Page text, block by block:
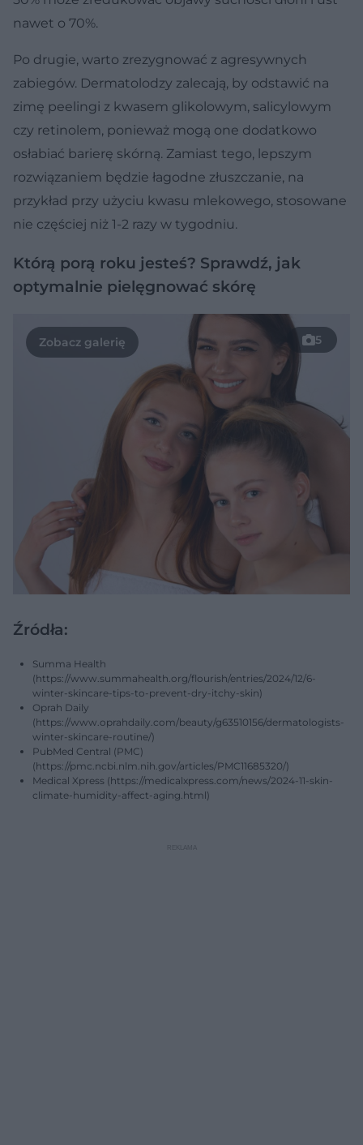
nawet o 70%.
Po drugie, warto zrezygnować z agresywnych
zabiegów. Dermatolodzy zalecają, by odstawić na
zimę peelingi z kwasem glikolowym, salicylowym
czy retinolem, ponieważ mogą one dodatkowo
osłabiać barierę skórną. Zamiast tego, lepszym
rozwiązaniem będzie łagodne złuszczanie, na
przykład przy użyciu kwasu mlekowego, stosowane
nie częściej niż 1-2 razy w tygodniu.
Którą porą roku jesteś? Sprawdź, jak
optymalnie pielęgnować skórę
5
Źródła:
Summa Health
(https://www.summahealth.org/flourish/entries/2024/12/6-
winter-skincare-tips-to-prevent-dry-itchy-skin)
Oprah Daily
(https://www.oprahdaily.com/beauty/g63510156/dermatologists-
winter-skincare-routine/)
PubMed Central (PMC)
(https://pmc.ncbi.nlm.nih.gov/articles/PMC11685320/)
Medical Xpress (https://medicalxpress.com/news/2024-11-skin-
climate-humidity-affect-aging.html)